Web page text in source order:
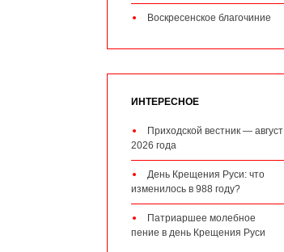
Воскресенское благочиние
ИНТЕРЕСНОЕ
Приходской вестник — август
2026 года
День Крещения Руси: что
изменилось в 988 году?
Патриаршее молебное
пение в день Крещения Руси